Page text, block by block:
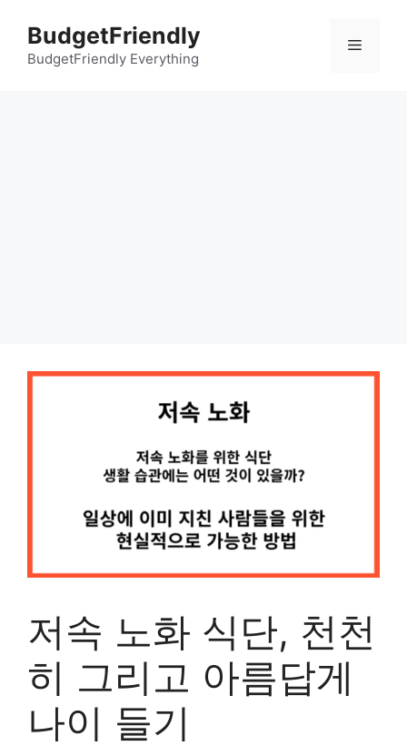
BudgetFriendly
BudgetFriendly Everything
메
저속 노화 식단, 천천
히 그리고 아름답게
나이 들기